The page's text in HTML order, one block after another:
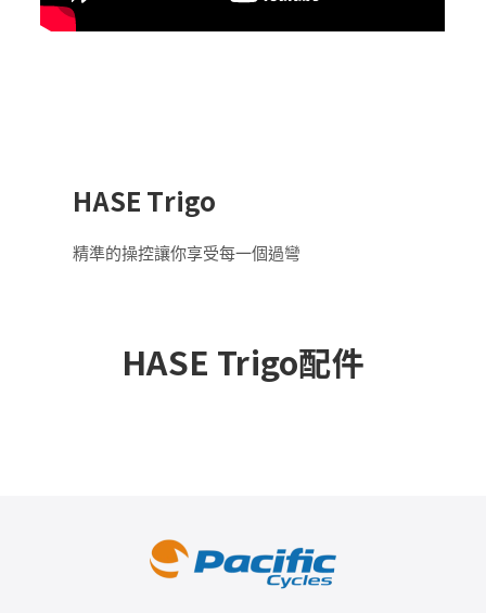
HASE Trigo
精準的操控讓你享受每一個過彎
HASE Trigo配件